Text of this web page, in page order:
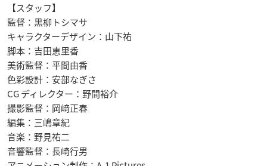
【スタッフ】
監督：黒柳トシマサ
キャラクターデザイン：山下祐
脚本：吉田恵里香
美術監督：平間由香
色彩設計：安部なぎさ
CG ディレクター：野間裕介
撮影監督：岡﨑正春
編集：三嶋章紀
音楽：野見祐二
音響監督：長崎行男